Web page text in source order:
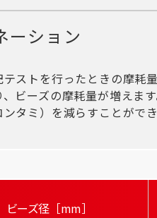
ーション
ストを行ったときの摩耗
ビーズの摩耗量が増えま
タミ）を減らすことがで
ビーズ径［mm］